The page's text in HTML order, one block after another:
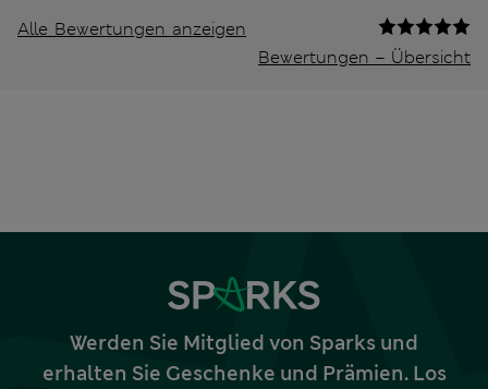
Alle Bewertungen anzeigen
Bewertungen – Übersicht
Werden Sie Mitglied von Sparks und
erhalten Sie Geschenke und Prämien. Los